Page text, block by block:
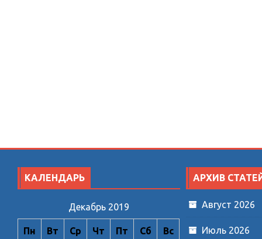
КАЛЕНДАРЬ
Декабрь 2019
Пн Вт Ср Чт Пт Сб Вс
АРХИВ
Август 2026
Июль 2026